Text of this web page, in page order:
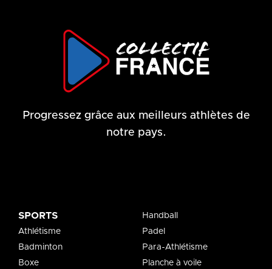
Progressez grâce aux meilleurs athlètes de
notre pays.
SPORTS
Athlétisme
Badminton
Boxe
Handball
Padel
Para-Athlétisme
Planche à voile